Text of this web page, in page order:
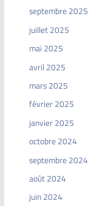
septembre 2025
juillet 2025
mai 2025
avril 2025
mars 2025
février 2025
janvier 2025
octobre 2024
septembre 2024
août 2024
juin 2024